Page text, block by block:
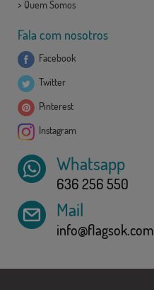
> Quem Somos
Fala com nosotros
Facebook
Twitter
Pinterest
Instagram
Whatsapp
636 256 550
Mail
info@flagsok.com